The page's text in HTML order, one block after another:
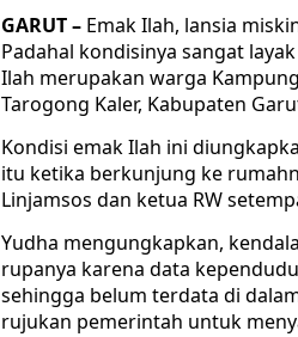
GARUT – Emak Ilah, lansia
Padahal kondisinya sangat
Ilah merupakan warga
Tarogong Kaler, Kabupaten
Kondisi emak Ilah ini
itu ketika berkunjung ke
Linjamsos dan ketua RW
Yudha mengungkapkan,
rupanya karena data
sehingga belum terdata di
rujukan pemerintah untuk